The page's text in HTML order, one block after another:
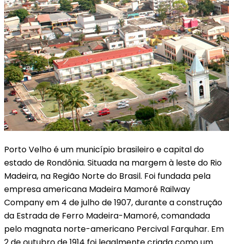
Porto Velho é um município brasileiro e capital do
estado de Rondônia. Situada na margem à leste do Rio
Madeira, na Região Norte do Brasil. Foi fundada pela
empresa americana Madeira Mamoré Railway
Company em 4 de julho de 1907, durante a construção
da Estrada de Ferro Madeira-Mamoré, comandada
pelo magnata norte-americano Percival Farquhar. Em